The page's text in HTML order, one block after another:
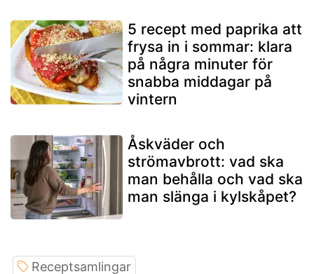
5 recept med paprika att
frysa in i sommar: klara
på några minuter för
snabba middagar på
vintern
Åskväder och
strömavbrott: vad ska
man behålla och vad ska
man slänga i kylskåpet?
Receptsamlingar